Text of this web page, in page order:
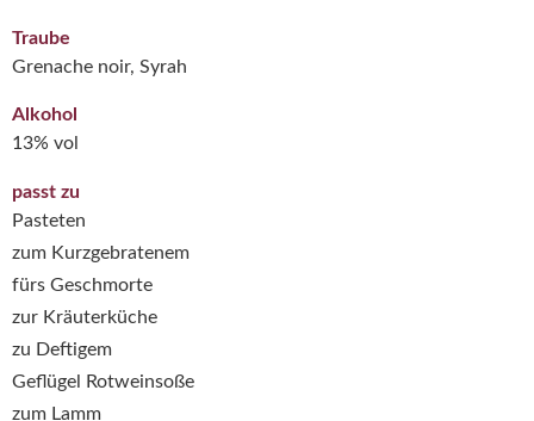
Traube
Grenache noir, Syrah
Alkohol
13% vol
passt zu
Pasteten
zum Kurzgebratenem
fürs Geschmorte
zur Kräuterküche
zu Deftigem
Geflügel Rotweinsoße
zum Lamm